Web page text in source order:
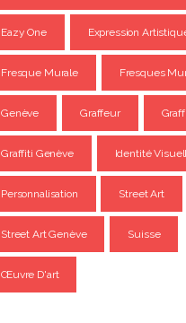
Eazy One Expression
Fresque Murale Fresques
Genève Graffeur
Graffiti Genève Identité
Personnalisation Street Art
Street Art Genève Suisse
Œuvre D'art